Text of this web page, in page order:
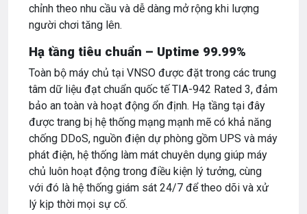
chỉnh theo nhu cầu và dễ dàng mở rộng khi lượng
người chơi tăng lên.
Hạ tầng tiêu chuẩn – Uptime 99.99%
Toàn bộ máy chủ tại VNSO được đặt trong các trung
tâm dữ liệu đạt chuẩn quốc tế TIA-942 Rated 3, đảm
bảo an toàn và hoạt động ổn định. Hạ tầng tại đây
được trang bị hệ thống mạng mạnh mẽ có khả năng
chống DDoS, nguồn điện dự phòng gồm UPS và máy
phát điện, hệ thống làm mát chuyên dụng giúp máy
chủ luôn hoạt động trong điều kiện lý tưởng, cùng
với đó là hệ thống giám sát 24/7 để theo dõi và xử
lý kịp thời mọi sự cố.